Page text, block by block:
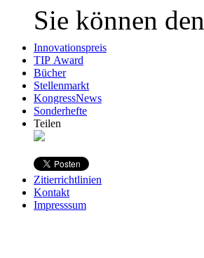
Innovationspreis
TIP Award
Bücher
Stellenmarkt
KongressNews
Sonderhefte
Teilen
Zitierrichtlinien
Kontakt
Impresssum
Sie können den